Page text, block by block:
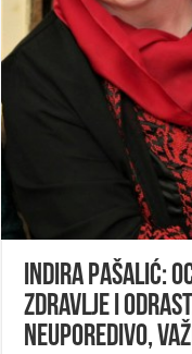
Indira Pašalić:
zdravlje i
neuporedivo,